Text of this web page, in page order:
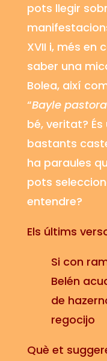
pots llegir
XVII i, més
saber una
Bolea, així
“Bayle
bé, veritat?
bastants
ha paraules
pots
entendre?
Els últims
Si con
Belén
de
regocijo
Què et